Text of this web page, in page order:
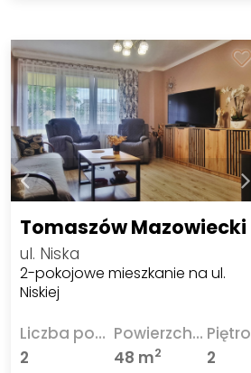
Tomaszów Mazowiecki
ul. Niska
2-pokojowe mieszkanie na ul.
Niskiej
Liczba pokoi
2
Powierzchnia
48 m2
Piętro
2